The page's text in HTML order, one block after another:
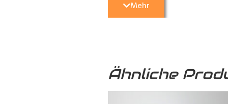
Vielseitige
Heimwerkerprojekten, dieses
·Verschiedene Variationen:
Mehr
Ähnliche